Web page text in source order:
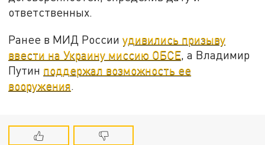
ответственных.
Ранее в МИД Россииудивились призыву
ввести на Украину миссию ОБСЕ, а Владимир
Путин поддержал возможность ее
вооружения.